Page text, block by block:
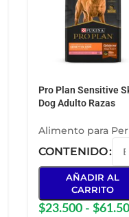
Pro Plan Sensitive
Dog Adulto Razas
Alimento para
CONTENIDO
AÑADIR AL
CARRITO
$23.500 - $